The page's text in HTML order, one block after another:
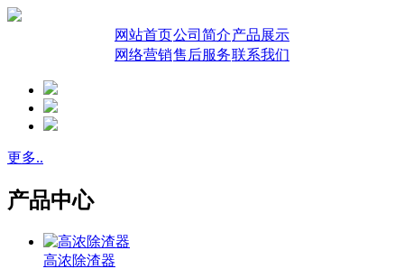
网站首页公司简介产品展示
网络营销售后服务联系我们
更多..
产品中心
高浓除渣器